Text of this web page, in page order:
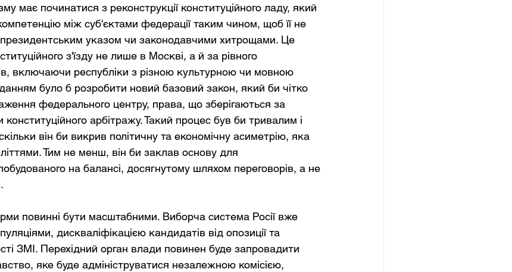
має починатися з реконструкції конституційного ладу, який
між суб'єктами федерації таким чином, щоб її не
указом чи законодавчими хитрощами. Це
з'їзду не лише в Москві, а й за рівного
включаючи республіки з різною культурною чи мовною
було б розробити новий базовий закон, який би чітко
федерального центру, права, що зберігаються за
конституційного арбітражу. Такий процес був би тривалим і
він би викрив політичну та економічну асиметрію, яка
Тим не менш, він би заклав основу для
на балансі, досягнутому шляхом переговорів, а не
повинні бути масштабними. Виборча система Росії вже
дискваліфікацією кандидатів від опозиції та
ЗМІ. Перехідний орган влади повинен буде запровадити
яке буде адмініструватися незалежною комісією,